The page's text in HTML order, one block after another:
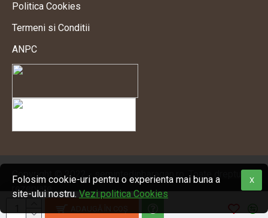
Politica Cookies
Termeni si Conditii
ANPC
Copyright © 2022 - semintedinbaragan.ro. Toate drepturile
rezervate.
Magazin online realizat de Flat Studio
X
Folosim cookie-uri pentru o experienta mai buna a
site-ului nostru. Vezi politica Cookies